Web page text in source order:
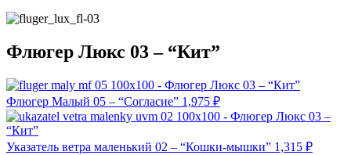
Флюгер Люкс 03 – “Кит”
Флюгер Малый 05 – “Согласие” 1,975 ₽
Указатель ветра маленький 02 – “Кошки-мышки” 1,315 ₽